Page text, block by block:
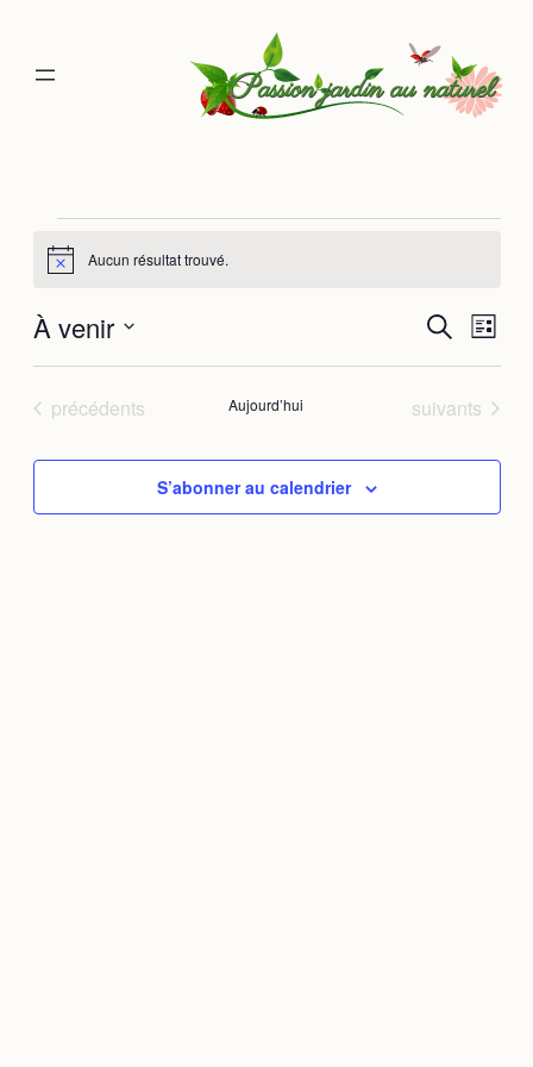
Évènements
Notice Aucun résultat trouvé.
et
de
Recherche
Liste
À venir
date.
Évènements
précédents Aujourd’hui Évènements
suivants
S’abonner au calendrier